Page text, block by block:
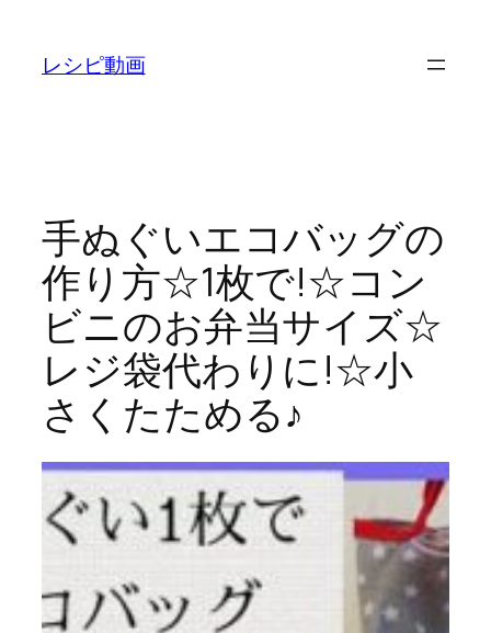
レシピ動画
手ぬぐいエコバッグの
作り方☆1枚で!☆コン
ビニのお弁当サイズ☆
レジ袋代わりに!☆小
さくたためる♪